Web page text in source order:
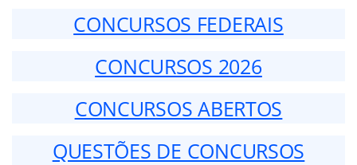
CONCURSOS FEDERAIS
CONCURSOS 2026
CONCURSOS ABERTOS
QUESTÕES DE CONCURSOS